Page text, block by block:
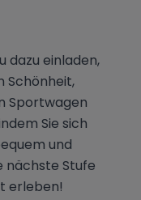
dazu einladen,
Schönheit,
Sportwagen
Sie sich
und
nächste Stufe
erleben!